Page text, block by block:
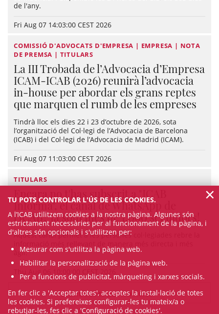
de l'any.
Fri Aug 07 14:03:00 CEST 2026
COMISSIÓ D'ADVOCATS D'EMPRESA | EMPRESA | NOTA
DE PREMSA | TITULARS
La III Trobada de l’Advocacia d’Empresa
ICAM-ICAB (2026) reunirà l’advocacia
in-house per abordar els grans reptes
que marquen el rumb de les empreses
Tindrà lloc els dies 22 i 23 d’octubre de 2026, sota
l’organització del Col·legi de l’Advocacia de Barcelona
(ICAB) i del Col·legi de l’Advocacia de Madrid (ICAM).
Fri Aug 07 11:03:00 CEST 2026
TITULARS
Encara no t'has subscrit a "ICAB
Informa", el canal de WhatsApp de
l'ICAB? Ja som més de 1.000 seguidors!
Aquest canal permet a les persones col·legiades rebre la
àgil.
Thu Aug 06 10:00:00 CEST 2026
VEURE TOTES LES NOTÍCIES
TU POTS CONTROLAR L'ÚS DE LES COOKIES.
A l’ICAB utilitzem cookies a la nostra pàgina. Algunes són
estrictament necessàries per al funcionament de la pàgina, i
d'altres són opcionals i s'utilitzen per:
Mesurar com s'utilitza la pàgina web.
Habilitar la personalització de la pàgina web.
Per a funcions de publicitat, màrqueting i xarxes socials.
En fer clic a 'Acceptar totes', acceptes la instal·lació de totes
les cookies. Si prefereixes configurar-les tu mateix/a o
rebutjar-les, fes clic a 'Configuració de cookies'.
×